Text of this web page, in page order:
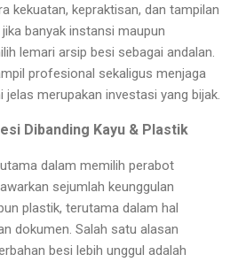
kekuatan, kepraktisan, dan tampilan
banyak instansi maupun
lemari arsip besi sebagai andalan.
profesional sekaligus menjaga
jelas merupakan investasi yang bijak.
Dibanding Kayu & Plastik
dalam memilih perabot
sejumlah keunggulan
plastik, terutama dalam hal
dokumen. Salah satu alasan
besi lebih unggul adalah